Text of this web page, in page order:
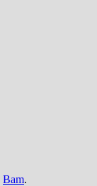
Bam.